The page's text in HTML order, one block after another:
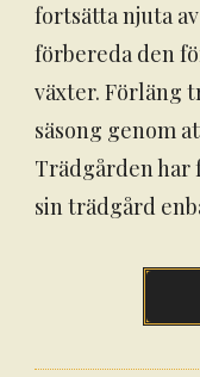
fortsätta njuta
förbereda den
växter. Förläng
säsong genom
Trädgården har
sin trädgård